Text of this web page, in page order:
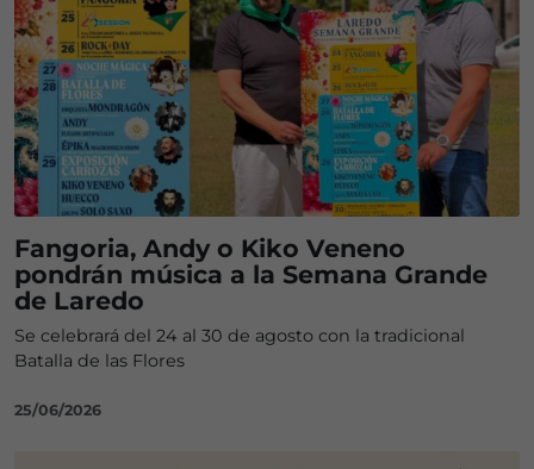
Fangoria, Andy o Kiko Veneno
pondrán música a la Semana Grande
de Laredo
Se celebrará del 24 al 30 de agosto con la tradicional
Batalla de las Flores
25/06/2026